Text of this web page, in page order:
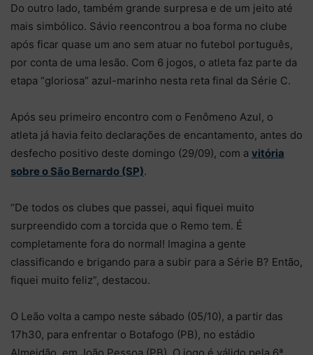
Do outro lado, também grande surpresa e de um jeito até
mais simbólico. Sávio reencontrou a boa forma no clube
após ficar quase um ano sem atuar no futebol português,
por conta de uma lesão. Com 6 jogos, o atleta faz parte da
etapa “gloriosa” azul-marinho nesta reta final da Série C.
Após seu primeiro encontro com o Fenômeno Azul, o
atleta já havia feito declarações de encantamento, antes do
desfecho positivo deste domingo (29/09), com a vitória
sobre o São Bernardo (SP).
“De todos os clubes que passei, aqui fiquei muito
surpreendido com a torcida que o Remo tem. É
completamente fora do normal! Imagina a gente
classificando e brigando para a subir para a Série B? Então,
fiquei muito feliz”, destacou.
O Leão volta a campo neste sábado (05/10), a partir das
17h30, para enfrentar o Botafogo (PB), no estádio